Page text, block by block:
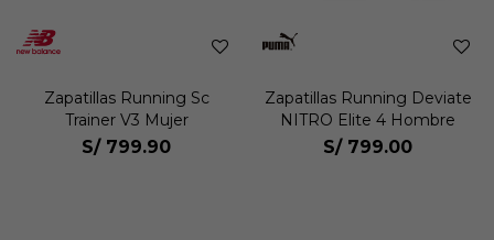
Zapatillas Running Sc
Trainer V3 Mujer
S/ 799.90
Zapatillas Running Deviate
NITRO Elite 4 Hombre
S/ 799.00